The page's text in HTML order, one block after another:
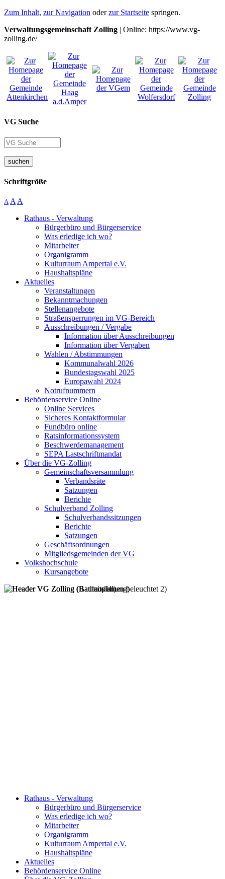
Zum Inhalt, zur Navigation oderzur Startseite springen.
Verwaltungsgemeinschaft Zolling | Online: https://www.vg-
zolling.de/
VG Suche
suchen
Schriftgröße
A A A
Rathaus - Verwaltung
Bürgerbüro und Bürgerservice
Was erledige ich wo?
Mitarbeiter
Organigramm
Kulturraum Ampertal e.V.
Haushaltspläne
Aktuelles
Veranstaltungen
Bekanntmachungen
Stellenangebote
Straßensperrungen im VG-Bereich
Ausschreibungen / Vergabe
Information über Ausschreibungen
Information über Vergaben
Wahlen / Abstimmungen
Kommunalwahl 2026
Bundestagswahl 2025
Europawahl 2024
Notrufnummern
Behördenservice Online
Online Services
Sicheres Kontaktformular
Fundbüro online
Ratsinformationssystem
Beschwerdemanagement
SEPA Lastschriftmandat
Über die VG-Zolling
Gemeinschaftsversammlung
Verbandsräte
Satzungen
Berichte
Schulverband Zolling
Schulverbandssitzungen
Berichte
Satzungen
Geschäftsordnungen
Mitgliedsgemeinden der VG
Volkshochschule
Kursangebote
Rathaus - Verwaltung
Bürgerbüro und Bürgerservice
Was erledige ich wo?
Mitarbeiter
Organigramm
Kulturraum Ampertal e.V.
Haushaltspläne
Aktuelles
Behördenservice Online